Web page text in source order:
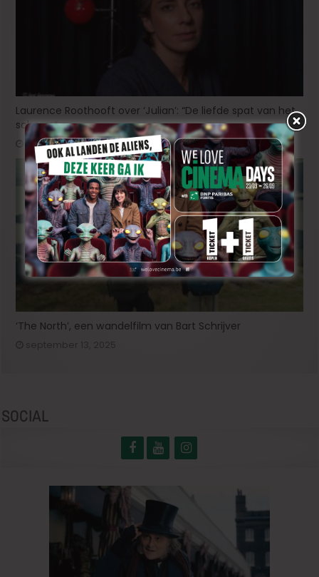
Laurence Roothooft over ‘Julian’: “De liefde spat van het
scherm”
oktober 28, 2025
‘The North’, een wandelfilm van Bart Schrijver
september 13, 2025
SOCIAL